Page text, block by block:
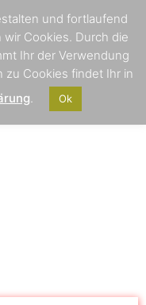
und fortlaufend
Cookies. Durch die
Ihr der Verwendung
zu Cookies findet Ihr in
Ok